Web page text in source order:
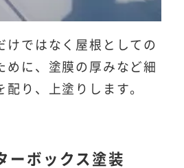
けではなく屋根としての
めに、塗膜の厚みなど細
配り、上塗りします。
ーボックス塗装